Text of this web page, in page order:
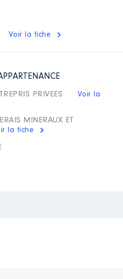
Voir la fiche
PRIVEES
Voir la
MINERAUX ET
la fiche